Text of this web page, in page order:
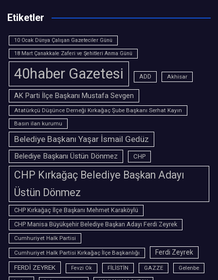
Etiketler
10 Ocak Dünya Çalışan Gazeteciler Günü
18 Mart Çanakkale Zaferi ve Şehitleri Anma Günü
40haber Gazetesi ADD Akhisar
AK Parti İlçe Başkanı Mustafa Sevgen
Atatürkçü Düşünce Derneği Kırkağaç Şube Başkanı Serhat Kayın
Basın ilan kurumu
Belediye Başkanı Yaşar İsmail Gedüz
Belediye Başkanı Üstün Dönmez CHP
CHP Kırkağaç Belediye Başkan Adayı
Üstün Dönmez
CHP Kırkağaç İlçe Başkanı Mehmet Karaköylü
CHP Manisa Büyükşehir Belediye Başkan Adayı Ferdi Zeyrek
Cumhuriyet Halk Partisi
Cumhuriyet Halk Partisi Kırkağaç İlçe Başkanlığı
Ferdi Zeyrek
FERDİ ZEYREK
Fevzi Ok FİLİSTİN GAZZE
Gelenbe